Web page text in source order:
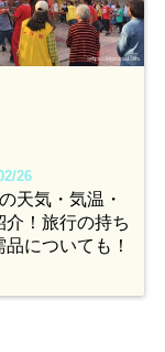
26
天気・気温・
介！旅行の持ち
についても！